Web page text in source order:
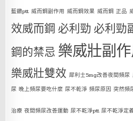
藍鑽ptt 威而鋼副作用 威而鋼效果 威而鋼 正品
效威而鋼 必利勁 必利勁
鋼的禁忌 樂威壯副
樂威壯雙效 犀利士5mg改善夜間頻尿
尿 晚上頻尿要吃什麼 尿不乾淨 頻尿原因 突然
治療 夜間頻尿改善運動 尿不乾淨ptt 尿不乾淨定